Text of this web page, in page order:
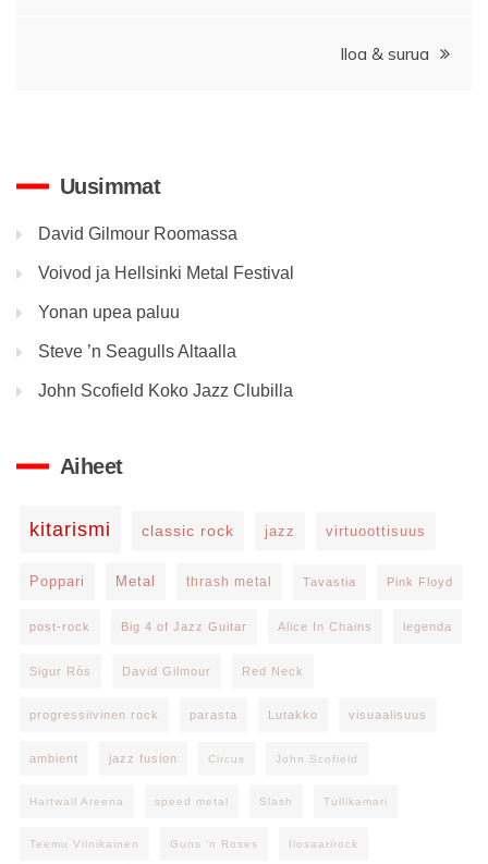
Iloa & surua
Uusimmat
David Gilmour Roomassa
Voivod ja Hellsinki Metal Festival
Yonan upea paluu
Steve ’n Seagulls Altaalla
John Scofield Koko Jazz Clubilla
Aiheet
kitarismi classic rock jazz virtuoottisuus
Poppari Metal thrash metal Tavastia Pink Floyd
post-rock Big 4 of Jazz Guitar Alice In Chains legenda
Sigur Rós David Gilmour Red Neck
progressiivinen rock parasta Lutakko visuaalisuus
ambient jazz fusion Circus John Scofield
Hartwall Areena speed metal Slash Tullikamari
Teemu Viinikainen Guns 'n Roses Ilosaarirock